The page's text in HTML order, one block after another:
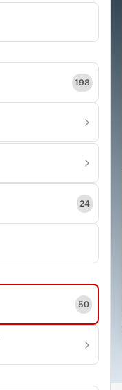
198
24
50